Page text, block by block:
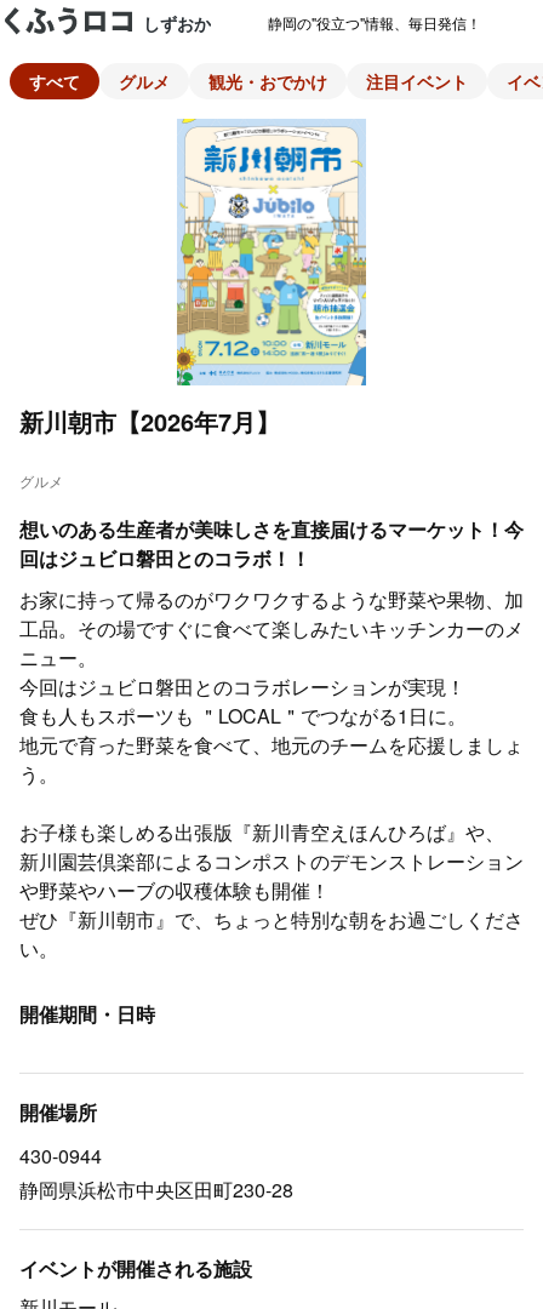
しずおか 静岡の"役立つ"情報、毎日発信！
すべて グルメ 観光・おでかけ 注目イベント イ
新川朝市【2026年7月】
グルメ
想いのある生産者が美味しさを直接届けるマーケット！今
回はジュビロ磐田とのコラボ！！
お家に持って帰るのがワクワクするような野菜や果物、加
工品。その場ですぐに食べて楽しみたいキッチンカーのメ
ニュー。
今回はジュビロ磐田とのコラボレーションが実現！
食も人もスポーツも ＂LOCAL＂でつながる1日に。
地元で育った野菜を食べて、地元のチームを応援しましょ
う。
お子様も楽しめる出張版『新川青空えほんひろば』や、
新川園芸倶楽部によるコンポストのデモンストレーション
や野菜やハーブの収穫体験も開催！
ぜひ『新川朝市』で、ちょっと特別な朝をお過ごしくださ
い。
開催期間・日時
開催場所
430-0944
静岡県浜松市中央区田町230-28
イベントが開催される施設